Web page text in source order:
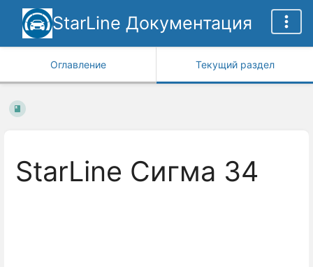
StarLine Документация
Оглавление Текущий раздел
StarLine Сигма 34